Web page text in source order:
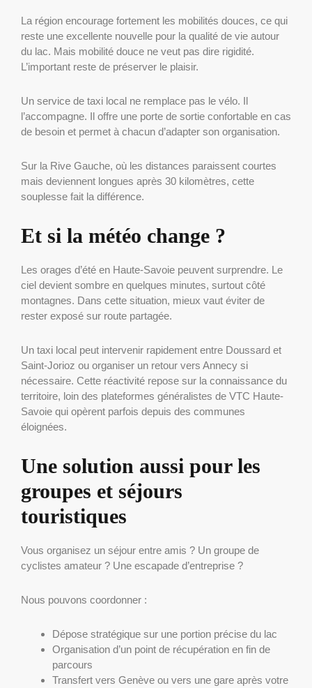
La région encourage fortement les mobilités douces, ce qui
reste une excellente nouvelle pour la qualité de vie autour
du lac. Mais mobilité douce ne veut pas dire rigidité.
L’important reste de préserver le plaisir.
Un service de taxi local ne remplace pas le vélo. Il
l’accompagne. Il offre une porte de sortie confortable en cas
de besoin et permet à chacun d’adapter son organisation.
Sur la Rive Gauche, où les distances paraissent courtes
mais deviennent longues après 30 kilomètres, cette
souplesse fait la différence.
Et si la météo change ?
Les orages d’été en Haute-Savoie peuvent surprendre. Le
ciel devient sombre en quelques minutes, surtout côté
montagnes. Dans cette situation, mieux vaut éviter de
rester exposé sur route partagée.
Un taxi local peut intervenir rapidement entre Doussard et
Saint-Jorioz ou organiser un retour vers Annecy si
nécessaire. Cette réactivité repose sur la connaissance du
territoire, loin des plateformes généralistes de VTC Haute-
Savoie qui opèrent parfois depuis des communes
éloignées.
Une solution aussi pour les
groupes et séjours
touristiques
Vous organisez un séjour entre amis ? Un groupe de
cyclistes amateur ? Une escapade d’entreprise ?
Nous pouvons coordonner :
Dépose stratégique sur une portion précise du lac
Organisation d’un point de récupération en fin de
parcours
Transfert vers Genève ou vers une gare après votre